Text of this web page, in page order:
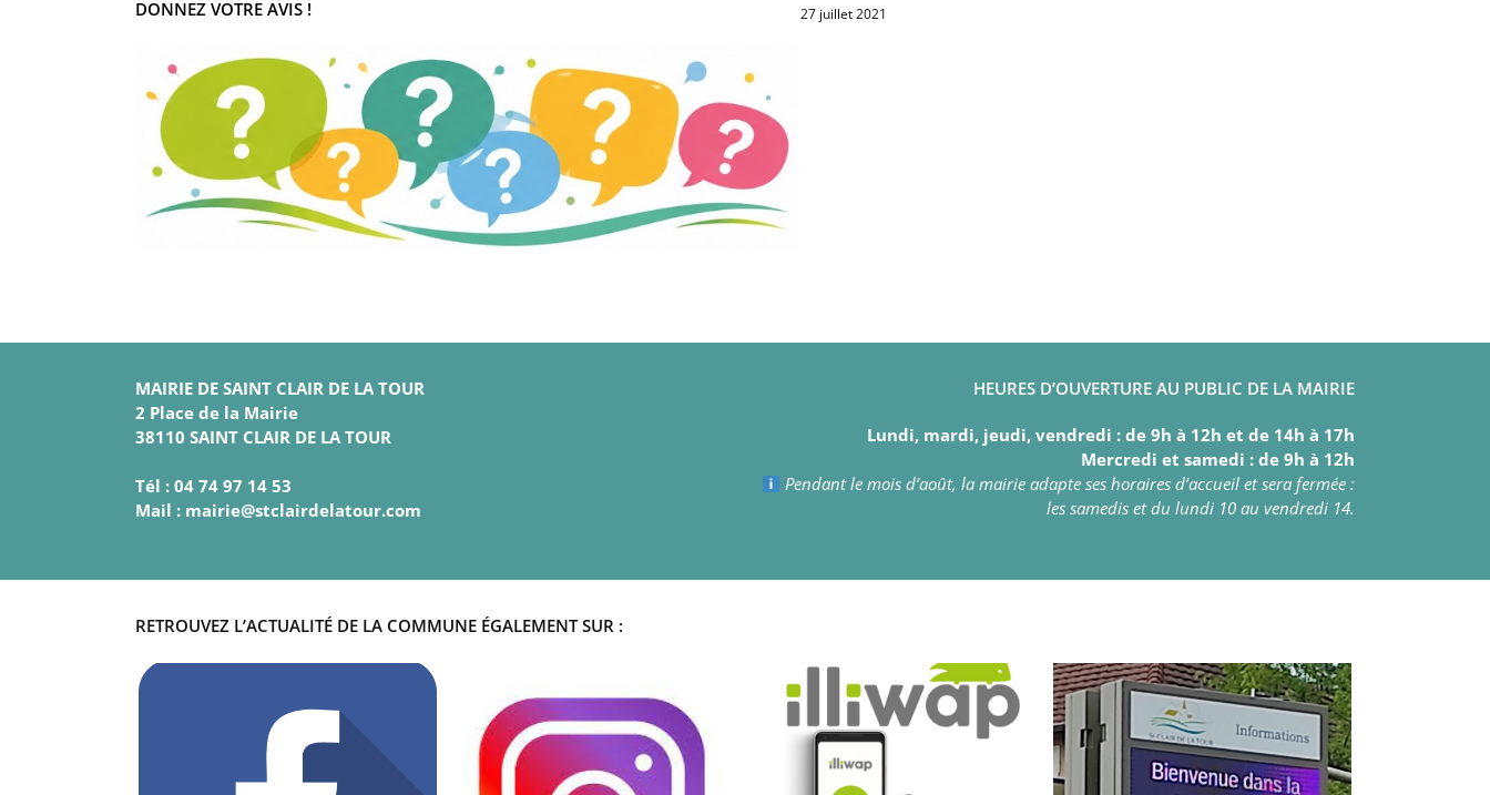
DONNEZ VOTRE AVIS ! 27 juillet 2021
MAIRIE DE SAINT CLAIR DE LA TOUR
2 Place de la Mairie
38110 SAINT CLAIR DE LA TOUR
Tél : 04 74 97 14 53
Mail : mairie@stclairdelatour.com
HEURES D’OUVERTURE AU PUBLIC DE LA MAIRIE
Lundi, mardi, jeudi, vendredi : de 9h à 12h et de 14h à 17h
Mercredi et samedi : de 9h à 12h
Pendant le mois d’août, la mairie adapte ses horaires d’accueil et sera fermée :
les samedis et du lundi 10 au vendredi 14.
RETROUVEZ L’ACTUALITÉ DE LA COMMUNE ÉGALEMENT SUR :